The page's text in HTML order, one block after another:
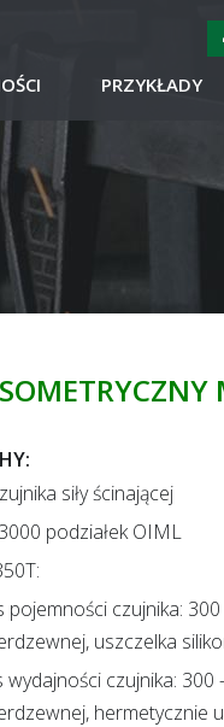
PRZYKŁADY
:
siły ścinającej
podziałek OIML
pojemności czujnika:
uszczelka
wydajności czujnika:
hermetycznie